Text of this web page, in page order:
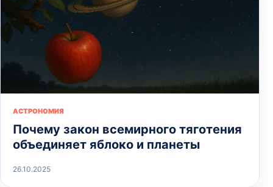
АСТРОНОМИЯ
Почему закон всемирного тяготения
объединяет яблоко и планеты
26.10.2025